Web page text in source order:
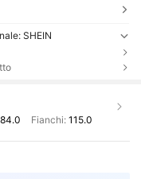
SHEIN
84.0 Fianchi: 115.0